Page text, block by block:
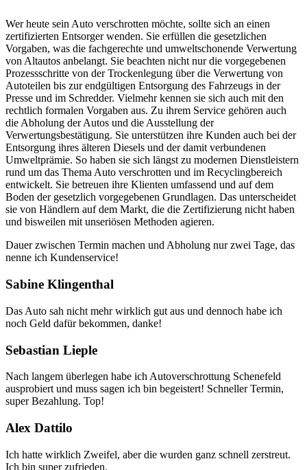
Wer heute sein Auto verschrotten möchte, sollte sich an einen
zertifizierten Entsorger wenden. Sie erfüllen die gesetzlichen
Vorgaben, was die fachgerechte und umweltschonende Verwertung
von Altautos anbelangt. Sie beachten nicht nur die vorgegebenen
Prozessschritte von der Trockenlegung über die Verwertung von
Autoteilen bis zur endgültigen Entsorgung des Fahrzeugs in der
Presse und im Schredder. Vielmehr kennen sie sich auch mit den
rechtlich formalen Vorgaben aus. Zu ihrem Service gehören auch
die Abholung der Autos und die Ausstellung der
Verwertungsbestätigung. Sie unterstützen ihre Kunden auch bei der
Entsorgung ihres älteren Diesels und der damit verbundenen
Umweltprämie. So haben sie sich längst zu modernen Dienstleistern
rund um das Thema Auto verschrotten und im Recyclingbereich
entwickelt. Sie betreuen ihre Klienten umfassend und auf dem
Boden der gesetzlich vorgegebenen Grundlagen. Das unterscheidet
sie von Händlern auf dem Markt, die die Zertifizierung nicht haben
und bisweilen mit unseriösen Methoden agieren.
Dauer zwischen Termin machen und Abholung nur zwei Tage, das
nenne ich Kundenservice!
Sabine Klingenthal
Das Auto sah nicht mehr wirklich gut aus und dennoch habe ich
noch Geld dafür bekommen, danke!
Sebastian Lieple
Nach langem überlegen habe ich Autoverschrottung Schenefeld
ausprobiert und muss sagen ich bin begeistert! Schneller Termin,
super Bezahlung. Top!
Alex Dattilo
Ich hatte wirklich Zweifel, aber die wurden ganz schnell zerstreut.
Ich bin super zufrieden.